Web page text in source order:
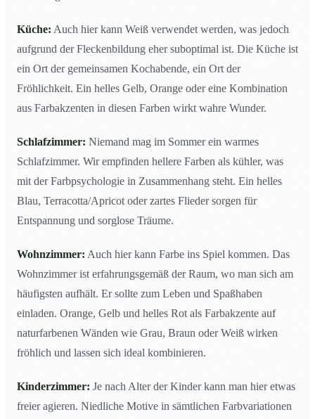
Küche: Auch hier kann Weiß verwendet werden, was jedoch
aufgrund der Fleckenbildung eher suboptimal ist. Die Küche ist
ein Ort der gemeinsamen Kochabende, ein Ort der
Fröhlichkeit. Ein helles Gelb, Orange oder eine Kombination
aus Farbakzenten in diesen Farben wirkt wahre Wunder.
Schlafzimmer: Niemand mag im Sommer ein warmes
Schlafzimmer. Wir empfinden hellere Farben als kühler, was
mit der Farbpsychologie in Zusammenhang steht. Ein helles
Blau, Terracotta/Apricot oder zartes Flieder sorgen für
Entspannung und sorglose Träume.
Wohnzimmer: Auch hier kann Farbe ins Spiel kommen. Das
Wohnzimmer ist erfahrungsgemäß der Raum, wo man sich am
häufigsten aufhält. Er sollte zum Leben und Spaßhaben
einladen. Orange, Gelb und helles Rot als Farbakzente auf
naturfarbenen Wänden wie Grau, Braun oder Weiß wirken
fröhlich und lassen sich ideal kombinieren.
Kinderzimmer: Je nach Alter der Kinder kann man hier etwas
freier agieren. Niedliche Motive in sämtlichen Farbvariationen